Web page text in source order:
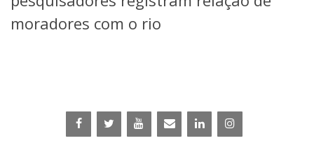
Ensino
Graduação
Linhas de Pesquisa
Centros, Núcleos e Projetos em Rede
moradores com o rio